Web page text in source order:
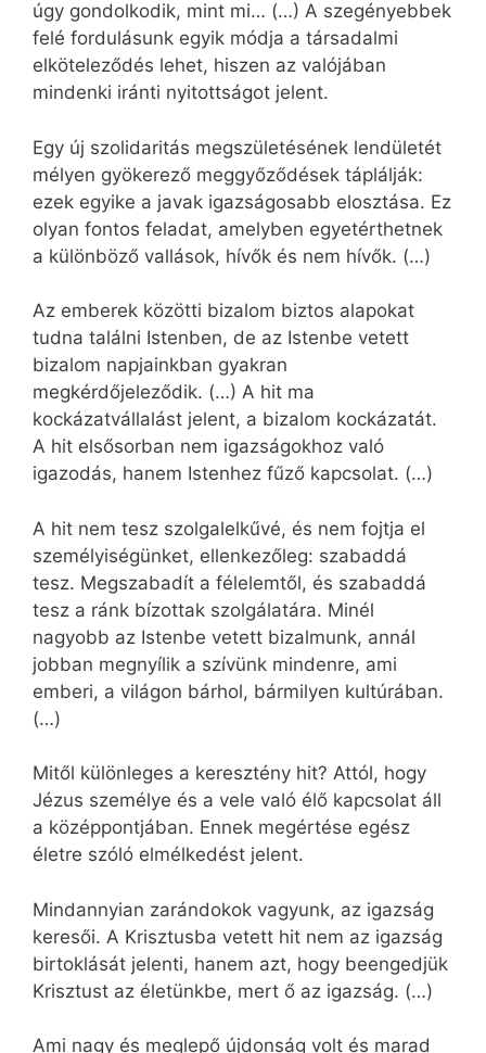
úgy gondolkodik, mint mi… (…) A szegényebbek
felé fordulásunk egyik módja a társadalmi
elköteleződés lehet, hiszen az valójában
mindenki iránti nyitottságot jelent.
Egy új szolidaritás megszületésének lendületét
mélyen gyökerező meggyőződések táplálják:
ezek egyike a javak igazságosabb elosztása. Ez
olyan fontos feladat, amelyben egyetérthetnek
a különböző vallások, hívők és nem hívők. (…)
Az emberek közötti bizalom biztos alapokat
tudna találni Istenben, de az Istenbe vetett
bizalom napjainkban gyakran
megkérdőjeleződik. (…) A hit ma
kockázatvállalást jelent, a bizalom kockázatát.
A hit elsősorban nem igazságokhoz való
igazodás, hanem Istenhez fűző kapcsolat. (…)
A hit nem tesz szolgalelkűvé, és nem fojtja el
személyiségünket, ellenkezőleg: szabaddá
tesz. Megszabadít a félelemtől, és szabaddá
tesz a ránk bízottak szolgálatára. Minél
nagyobb az Istenbe vetett bizalmunk, annál
jobban megnyílik a szívünk mindenre, ami
emberi, a világon bárhol, bármilyen kultúrában.
(…)
Mitől különleges a keresztény hit? Attól, hogy
Jézus személye és a vele való élő kapcsolat áll
a középpontjában. Ennek megértése egész
életre szóló elmélkedést jelent.
Mindannyian zarándokok vagyunk, az igazság
keresői. A Krisztusba vetett hit nem az igazság
birtoklását jelenti, hanem azt, hogy beengedjük
Krisztust az életünkbe, mert ő az igazság. (…)
Ami nagy és meglepő újdonság volt és marad